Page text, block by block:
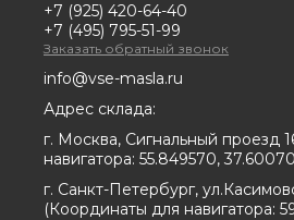
+7 (925) 420-64-40
+7 (495) 795-51-99
Заказать обратный звонок
info@vse-masla.ru
Адрес склада:
г. Москва, Сигнальный проезд
навигатора: 55.849570,
г. Санкт-Петербург,
(Координаты для навигатора: